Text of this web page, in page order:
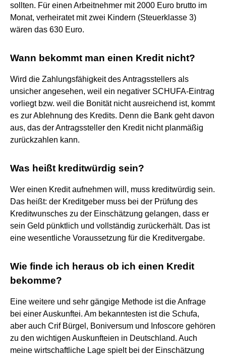
sollten. Für einen Arbeitnehmer mit 2000 Euro brutto im
Monat, verheiratet mit zwei Kindern (Steuerklasse 3)
wären das 630 Euro.
Wann bekommt man einen Kredit nicht?
Wird die Zahlungsfähigkeit des Antragsstellers als
unsicher angesehen, weil ein negativer SCHUFA-Eintrag
vorliegt bzw. weil die Bonität nicht ausreichend ist, kommt
es zur Ablehnung des Kredits. Denn die Bank geht davon
aus, das der Antragssteller den Kredit nicht planmäßig
zurückzahlen kann.
Was heißt kreditwürdig sein?
Wer einen Kredit aufnehmen will, muss kreditwürdig sein.
Das heißt: der Kreditgeber muss bei der Prüfung des
Kreditwunsches zu der Einschätzung gelangen, dass er
sein Geld pünktlich und vollständig zurückerhält. Das ist
eine wesentliche Voraussetzung für die Kreditvergabe.
Wie finde ich heraus ob ich einen Kredit
bekomme?
Eine weitere und sehr gängige Methode ist die Anfrage
bei einer Auskunftei. Am bekanntesten ist die Schufa,
aber auch Crif Bürgel, Boniversum und Infoscore gehören
zu den wichtigen Auskunfteien in Deutschland. Auch
meine wirtschaftliche Lage spielt bei der Einschätzung